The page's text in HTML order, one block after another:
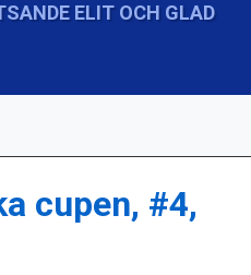
ELIT OCH GLAD
cupen, #4,